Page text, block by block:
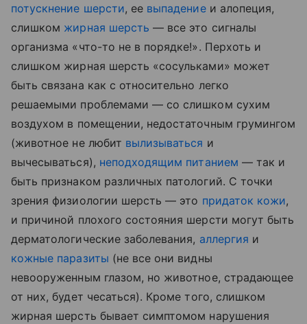
потускнение шерсти, ее выпадениеи алопеция,
слишком жирная шерсть — все это сигналы
организма «что-то не в порядке!». Перхоть и
слишком жирная шерсть «сосульками» может
быть связана как с относительно легко
решаемыми проблемами — со слишком сухим
воздухом в помещении, недостаточным грумингом
(животное не любит вылизываться и
вычесываться), неподходящим питанием — так и
быть признаком различных патологий. С точки
зрения физиологии шерсть — это придаток кожи,
и причиной плохого состояния шерсти могут быть
дерматологические заболевания, аллергия и
кожные паразиты (не все они видны
невооруженным глазом, но животное, страдающее
от них, будет чесаться). Кроме того, слишком
жирная шерсть бывает симптомом нарушения